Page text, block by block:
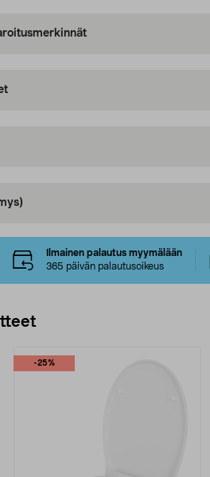
Ilmainen palautus myymälään
365 päivän palautusoikeus
-25%